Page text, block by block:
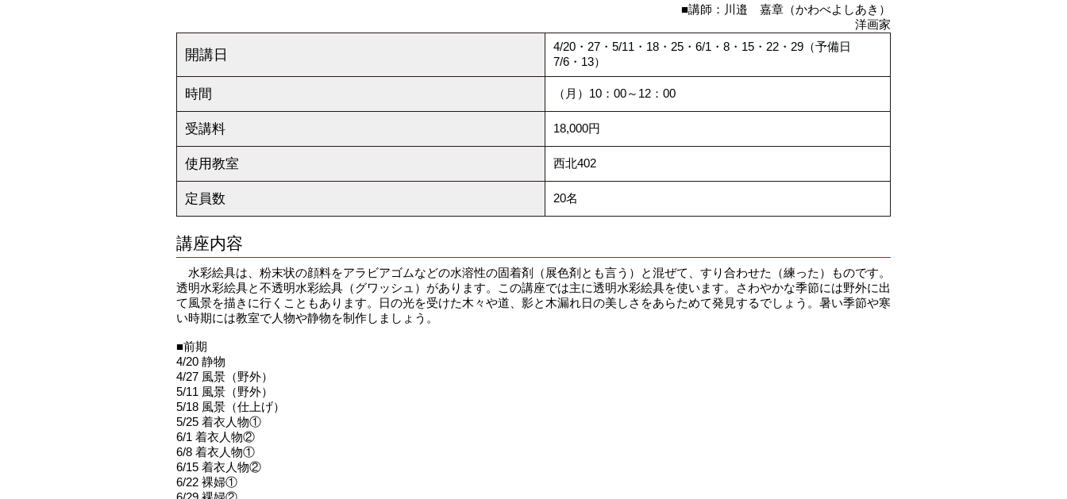
■講師：川邉 嘉章（かわべよしあき）
洋画家
開講日
4/20・27・5/11・18・25・6/1・8・15・22・29（予備日
7/6・13）
時間 （月）10：00～12：00
受講料 18,000円
使用教室 西北402
定員数 20名
講座内容
水彩絵具は、粉末状の顔料をアラビアゴムなどの水溶性の固着剤（展色剤とも言う）と混ぜて、すり合わせた（練った）ものです。
透明水彩絵具と不透明水彩絵具（グワッシュ）があります。この講座では主に透明水彩絵具を使います。さわやかな季節には野外に出
て風景を描きに行くこともあります。日の光を受けた木々や道、影と木漏れ日の美しさをあらためて発見するでしょう。暑い季節や寒
い時期には教室で人物や静物を制作しましょう。
■前期
4/20 静物
4/27 風景（野外）
5/11 風景（野外）
5/18 風景（仕上げ）
5/25 着衣人物①
6/1 着衣人物②
6/8 着衣人物①
6/15 着衣人物②
6/22 裸婦①